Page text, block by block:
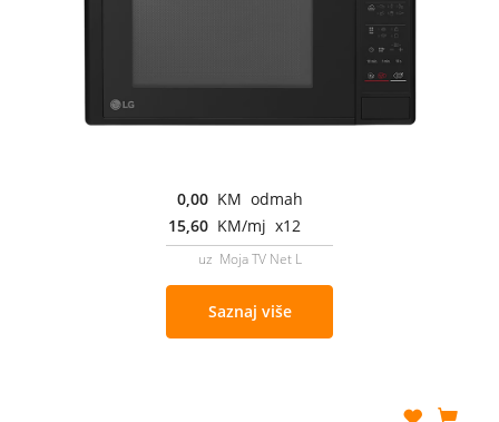
0,00 KM odmah
15,60 KM/mj x12
uz Moja TV Net L
Saznaj više